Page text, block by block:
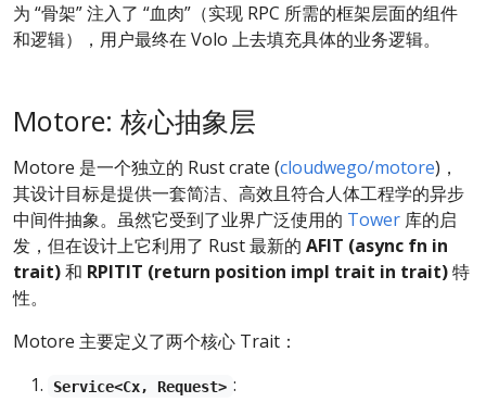
为 “骨架” 注入了 “血肉”（实现 RPC 所需的框架层面的组件
和逻辑），用户最终在 Volo 上去填充具体的业务逻辑。
Motore: 核心抽象层
Motore 是一个独立的 Rust crate (cloudwego/motore)，
其设计目标是提供一套简洁、高效且符合人体工程学的异步
中间件抽象。虽然它受到了业界广泛使用的 Tower 库的启
发，但在设计上它利用了 Rust 最新的 AFIT (async fn in
trait)和 RPITIT (return position impl trait in trait)特
性。
Motore 主要定义了两个核心 Trait：
Service<Cx, Request> :